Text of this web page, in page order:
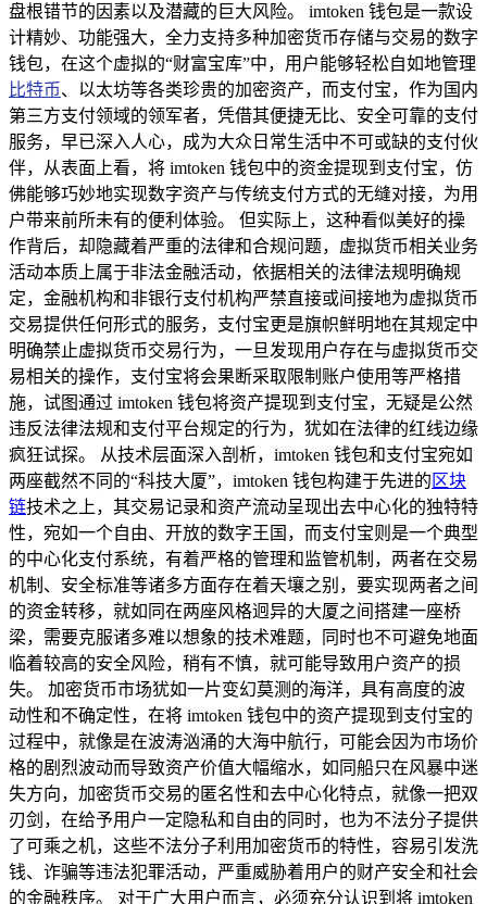
盘根错节的因素以及潜藏的巨大风险。 imtoken 钱包是一款设
计精妙、功能强大，全力支持多种加密货币存储与交易的数字
钱包，在这个虚拟的“财富宝库”中，用户能够轻松自如地管理
比特币、以太坊等各类珍贵的加密资产，而支付宝，作为国内
第三方支付领域的领军者，凭借其便捷无比、安全可靠的支付
服务，早已深入人心，成为大众日常生活中不可或缺的支付伙
伴，从表面上看，将 imtoken 钱包中的资金提现到支付宝，仿
佛能够巧妙地实现数字资产与传统支付方式的无缝对接，为用
户带来前所未有的便利体验。 但实际上，这种看似美好的操
作背后，却隐藏着严重的法律和合规问题，虚拟货币相关业务
活动本质上属于非法金融活动，依据相关的法律法规明确规
定，金融机构和非银行支付机构严禁直接或间接地为虚拟货币
交易提供任何形式的服务，支付宝更是旗帜鲜明地在其规定中
明确禁止虚拟货币交易行为，一旦发现用户存在与虚拟货币交
易相关的操作，支付宝将会果断采取限制账户使用等严格措
施，试图通过 imtoken 钱包将资产提现到支付宝，无疑是公然
违反法律法规和支付平台规定的行为，犹如在法律的红线边缘
疯狂试探。 从技术层面深入剖析，imtoken 钱包和支付宝宛如
两座截然不同的“科技大厦”，imtoken 钱包构建于先进的 区块
链技术之上，其交易记录和资产流动呈现出去中心化的独特特
性，宛如一个自由、开放的数字王国，而支付宝则是一个典型
的中心化支付系统，有着严格的管理和监管机制，两者在交易
机制、安全标准等诸多方面存在着天壤之别，要实现两者之间
的资金转移，就如同在两座风格迥异的大厦之间搭建一座桥
梁，需要克服诸多难以想象的技术难题，同时也不可避免地面
临着较高的安全风险，稍有不慎，就可能导致用户资产的损
失。 加密货币市场犹如一片变幻莫测的海洋，具有高度的波
动性和不确定性，在将 imtoken 钱包中的资产提现到支付宝的
过程中，就像是在波涛汹涌的大海中航行，可能会因为市场价
格的剧烈波动而导致资产价值大幅缩水，如同船只在风暴中迷
失方向，加密货币交易的匿名性和去中心化特点，就像一把双
刃剑，在给予用户一定隐私和自由的同时，也为不法分子提供
了可乘之机，这些不法分子利用加密货币的特性，容易引发洗
钱、诈骗等违法犯罪活动，严重威胁着用户的财产安全和社会
的金融秩序。 对于广大用户而言，必须充分认识到将 imtoken